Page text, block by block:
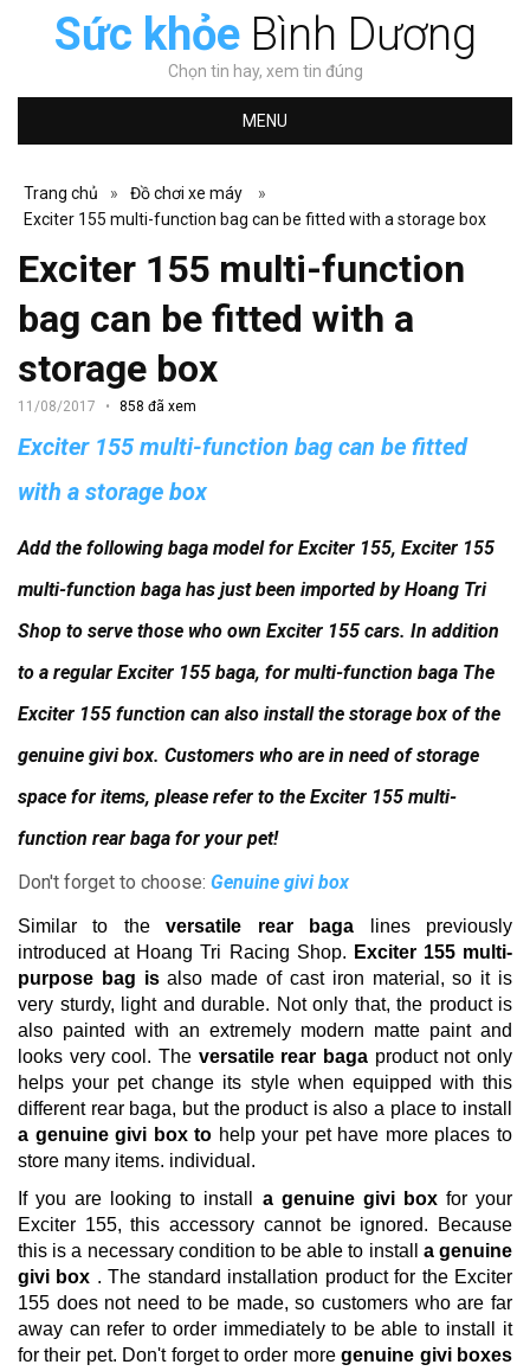
Sức khỏeBình Dương
Chọn tin hay, xem tin đúng
MENU
Trang chủ » Đồ chơi xe máy
»
Exciter 155 multi-function bag can be fitted with a storage box
Exciter 155 multi-function
bag can be fitted with a
storage box
11/08/2017 858 đã xem
Exciter 155 multi-function bag can be fitted
with a storage box
Add the following baga model for Exciter 155, Exciter 155
multi-function baga has just been imported by Hoang Tri
Shop to serve those who own Exciter 155 cars. In addition
to a regular Exciter 155 baga, for multi-function baga The
Exciter 155 function can also install the storage box of the
genuine givi box. Customers who are in need of storage
space for items, please refer to the Exciter 155 multi-
function rear baga for your pet!
Don't forget to choose: Genuine givi box
Similar to theversatile rear baga lines previously
introduced at Hoang Tri Racing Shop. Exciter 155 multi-
purpose bag isalso made of cast iron material, so it is
very sturdy, light and durable. Not only that, the product is
also painted with an extremely modern matte paint and
looks very cool. The versatile rear baga product not only
helps your pet change its style when equipped with this
different rear baga, but the product is also a place to install
a genuine givi box to help your pet have more places to
store many items. individual.
If you are looking to install a genuine givi boxfor your
Exciter 155, this accessory cannot be ignored.
Because
this is a necessary condition to be able to install a genuine
givi box .The standard installation product for the Exciter
155 does not need to be made, so customers who are far
away can refer to order immediately to be able to install it
for their pet. Don't forget to order moregenuine givi boxes